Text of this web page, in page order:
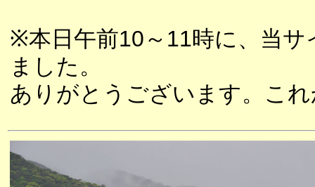
※本日午前10～11時に、当
ました。
ありがとうございます。こ